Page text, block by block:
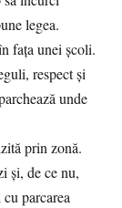
legea.
fața unei școli.
respect și
unde
prin zonă.
și, de ce nu,
parcarea